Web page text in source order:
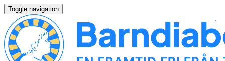
Toggle navigation